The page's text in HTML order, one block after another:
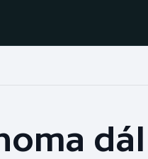
Baseball a softbal